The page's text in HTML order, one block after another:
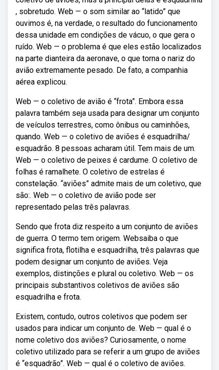
, sobretudo. Web — o som similar ao “latido” que
ouvimos é, na verdade, o resultado do funcionamento
dessa unidade em condições de vácuo, o que gera o
ruído. Web — o problema é que eles estão localizados
na parte dianteira da aeronave, o que torna o nariz do
avião extremamente pesado. De fato, a companhia
aérea explicou.
Web — o coletivo de avião é “frota”. Embora essa
palavra também seja usada para designar um conjunto
de veículos terrestres, como ônibus ou caminhões,
quando. Web — o coletivo de aviões é esquadrilha/
esquadrão. 8 pessoas acharam útil. Tem mais de um.
Web — o coletivo de peixes é cardume. O coletivo de
folhas é ramalhete. O coletivo de estrelas é
constelação. “aviões” admite mais de um coletivo, que
são:. Web — o coletivo de avião pode ser
representado pelas três palavras.
Sendo que frota diz respeito a um conjunto de aviões
de guerra. O termo tem origem. Websaiba o que
significa frota, flotilha e esquadrilha, três palavras que
podem designar um conjunto de aviões. Veja
exemplos, distinções e plural ou coletivo. Web — os
principais substantivos coletivos de aviões são
esquadrilha e frota.
Existem, contudo, outros coletivos que podem ser
usados para indicar um conjunto de. Web — qual é o
nome coletivo dos aviões? Curiosamente, o nome
coletivo utilizado para se referir a um grupo de aviões
é “esquadrão”. Web — qual é o coletivo de aviões.